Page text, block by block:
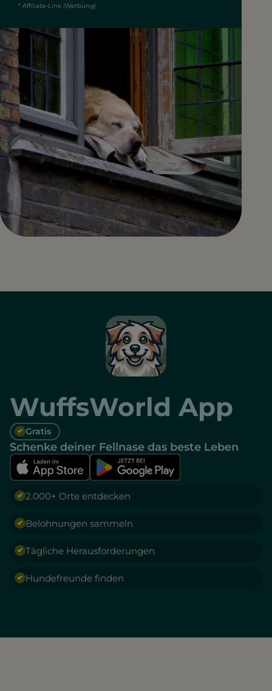
* Affiliate-Link (Werbung)
WuffsWorld App
Gratis
Schenke deiner Fellnase das beste Leben
2.000+ Orte entdecken
Belohnungen sammeln
Tägliche Herausforderungen
Hundefreunde finden